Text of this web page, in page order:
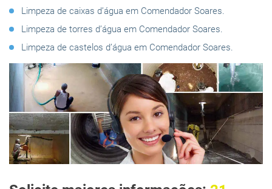
Limpeza de caixas d’água em Comendador Soares.
Limpeza de torres d’água em Comendador Soares.
Limpeza de castelos d’água em Comendador Soares.